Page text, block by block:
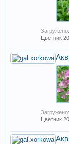
Загружено:
Цветник
Загружено:
Цветник